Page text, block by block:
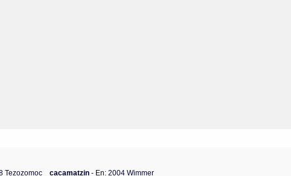
Tezozomoc cacamatzin- En: 2004 Wimmer